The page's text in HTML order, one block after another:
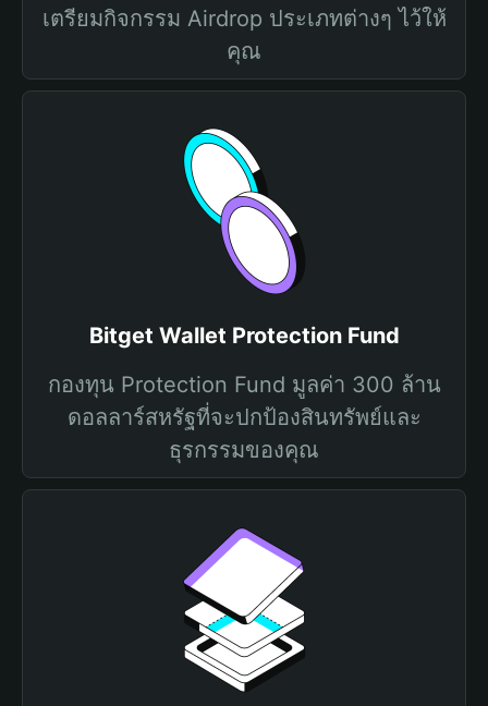
เตรียมกิจกรรม Airdrop ประเภทต่างๆ ไว้ให้
คุณ
Bitget Wallet Protection Fund
กองทุน Protection Fund มูลค่า 300 ล้าน
ดอลลาร์สหรัฐที่จะปกป้องสินทรัพย์และ
ธุรกรรมของคุณ